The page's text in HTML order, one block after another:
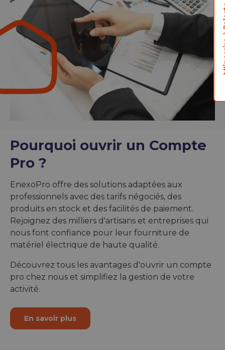
Pourquoi ouvrir un Compte
Pro ?
EnexoPro offre des solutions adaptées aux
professionnels avec des tarifs négociés, des
produits en stock et des facilités de paiement.
Rejoignez des milliers d'artisans et entreprises qui
nous font confiance pour leur fourniture de
matériel électrique de haute qualité.
Découvrez tous les avantages d'ouvrir un compte
pro chez nous et simplifiez la gestion de votre
activité.
En savoir plus